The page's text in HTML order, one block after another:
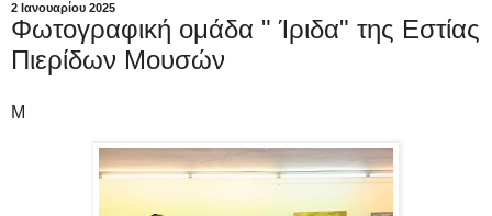
2 Ιανουαρίου 2025
Φωτογραφική ομάδα " Ίριδα" της Εστίας
Πιερίδων Μουσών
M